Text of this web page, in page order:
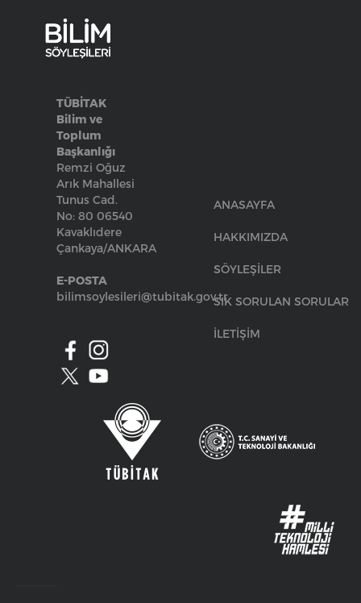
TÜBİTAK
Bilim ve
Toplum
Başkanlığı
Remzi Oğuz
Arık Mahallesi
Tunus Cad.
No: 80 06540
Kavaklıdere
Çankaya/ANKARA
E-POSTA
bilimsoylesileri@tubitak.gov.tr
ANASAYFA
HAKKIMIZDA
SÖYLEŞİLER
SIK SORULAN SORULAR
İLETİŞİM